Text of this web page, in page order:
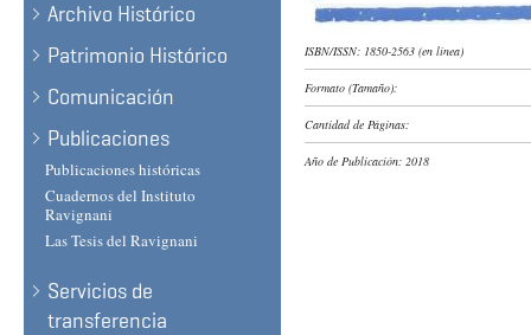
Archivo Histórico
Patrimonio Histórico
Comunicación
Publicaciones
Publicaciones históricas
Cuadernos del Instituto
Ravignani
Las Tesis del Ravignani
Servicios de
transferencia
ISBN/ISSN: 1850-2563 (en línea)
Formato (Tamaño):
Cantidad de Páginas:
Año de Publicación: 2018